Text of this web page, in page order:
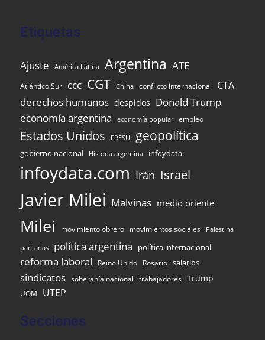
Etiquetas
Ajuste América Latina Argentina ATE
Atlántico Sur ccc CGT China conflicto internacional CTA
derechos humanos despidos Donald Trump
economía argentina
economía popular empleo
Estados Unidos FRESU geopolítica
gobierno nacional Historia argentina infoydata
infoydata.com Irán Israel
Javier Milei Malvinas medio oriente
Milei movimiento obrero movimientos sociales Palestina
paritarias política argentina política internacional
reforma laboral Reino Unido Rosario salarios
sindicatos soberanía nacional trabajadores Trump
UOM UTEP
Secciones